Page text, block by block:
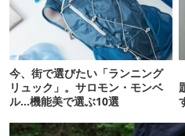
今、街で選びたい「ランニング
リュック」。サロモン・モンベ
ル…機能美で選ぶ10選